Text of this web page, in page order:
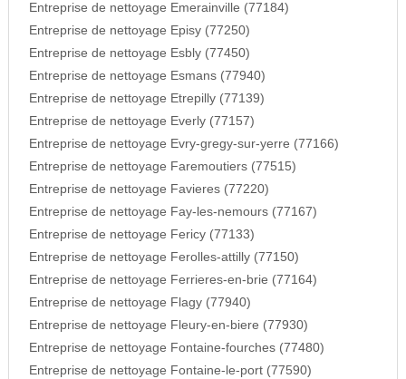
Entreprise de nettoyage Emerainville (77184)
Entreprise de nettoyage Episy (77250)
Entreprise de nettoyage Esbly (77450)
Entreprise de nettoyage Esmans (77940)
Entreprise de nettoyage Etrepilly (77139)
Entreprise de nettoyage Everly (77157)
Entreprise de nettoyage Evry-gregy-sur-yerre (77166)
Entreprise de nettoyage Faremoutiers (77515)
Entreprise de nettoyage Favieres (77220)
Entreprise de nettoyage Fay-les-nemours (77167)
Entreprise de nettoyage Fericy (77133)
Entreprise de nettoyage Ferolles-attilly (77150)
Entreprise de nettoyage Ferrieres-en-brie (77164)
Entreprise de nettoyage Flagy (77940)
Entreprise de nettoyage Fleury-en-biere (77930)
Entreprise de nettoyage Fontaine-fourches (77480)
Entreprise de nettoyage Fontaine-le-port (77590)